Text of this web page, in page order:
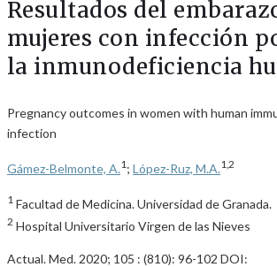
Resultados del
mujeres con infección
la inmunodeficiencia
Pregnancy outcomes in women with human
infection
Gámez-Belmonte, A.1 ; López-Ruz, M.A.1,2
1 Facultad de Medicina. Universidad de Granada.
2 Hospital Universitario Virgen de las Nieves
Actual. Med. 2020; 105 : (810): 96-102 DOI: